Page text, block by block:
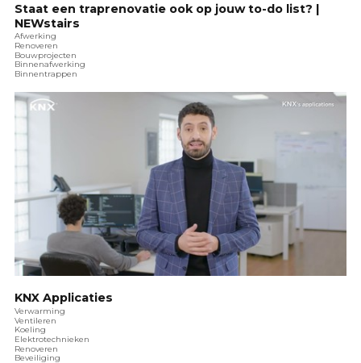
Staat een traprenovatie ook op jouw to-do list? |
NEWstairs
Afwerking
Renoveren
Bouwprojecten
Binnenafwerking
Binnentrappen
KNX Applicaties
Verwarming
Ventileren
Koeling
Elektrotechnieken
Renoveren
Beveiliging